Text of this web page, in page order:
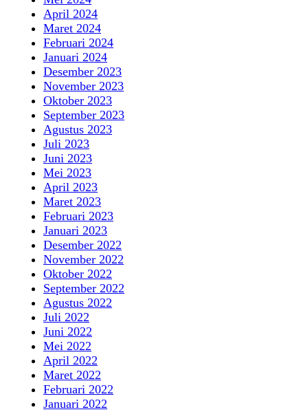
April 2024
Maret 2024
Februari 2024
Januari 2024
Desember 2023
November 2023
Oktober 2023
September 2023
Agustus 2023
Juli 2023
Juni 2023
Mei 2023
April 2023
Maret 2023
Februari 2023
Januari 2023
Desember 2022
November 2022
Oktober 2022
September 2022
Agustus 2022
Juli 2022
Juni 2022
Mei 2022
April 2022
Maret 2022
Februari 2022
Januari 2022